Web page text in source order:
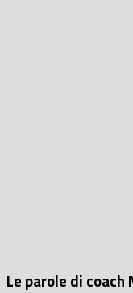
Le parole di coach